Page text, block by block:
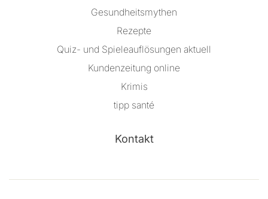
Gesundheitsmythen
Rezepte
Quiz- und Spieleauflösungen aktuell
Kundenzeitung online
Krimis
tipp santé
Kontakt